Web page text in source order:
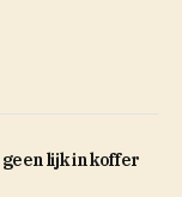
lijk in koffer